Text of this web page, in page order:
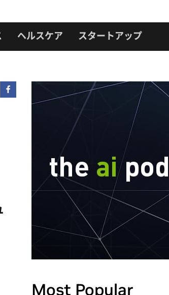
ヘルスケア スタートアップ
Most Popular